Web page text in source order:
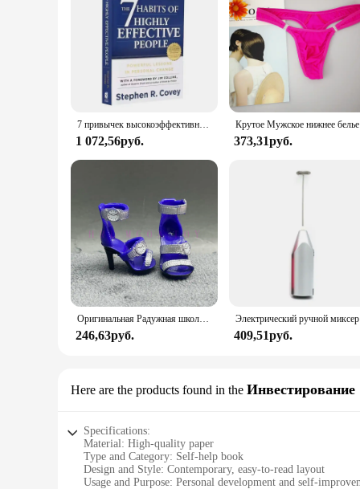
readers, this book is an excellent choice for vendors and
7 Habits Book is a set that promises to deliver lasting value
7 привычек высокоэффективных людей, английская оригинальная Книга от Stephen R. Профессиональная книга для чтения Covey
1 072,56руб. 373,31руб.
Оригинальная Радужная школьная кукла, можно выбрать обувь, каблук, сапоги, игрушки для девочек «сделай сам»
246,63руб. 409,51руб.
Here are the products found in the Инвестирование
Specifications:
Material: High-quality paper
Type and Category: Self-help book
Design and Style: Contemporary, easy-to-read layout
Usage and Purpose: Personal development and self-